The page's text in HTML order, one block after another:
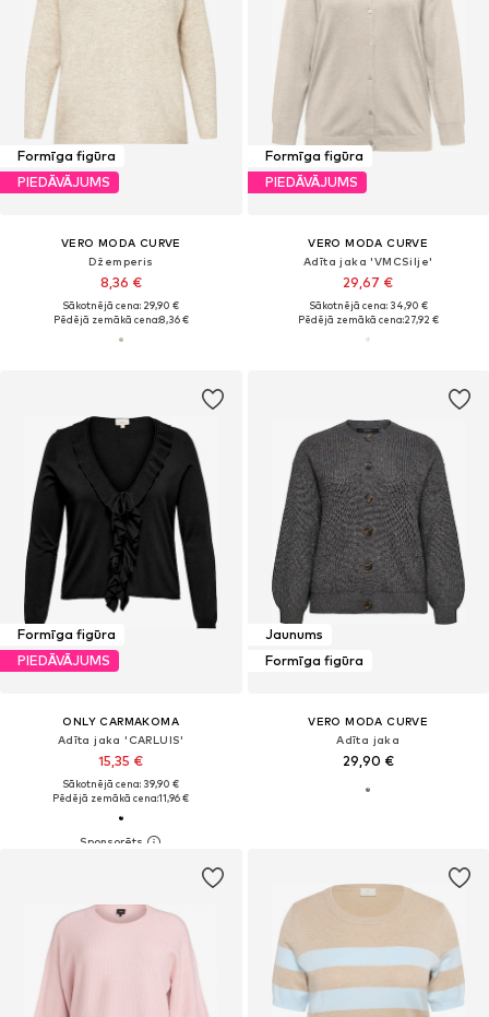
Formīga figūra
PIEDĀVĀJUMS
VERO MODA CURVE
Džemperis
8,36 €
Sākotnējā cena: 29,90 €
Pēdējā zemākā cena:8,36 €
Formīga figūra
PIEDĀVĀJUMS
VERO MODA CURVE
Adīta jaka 'VMCSilje'
29,67 €
Sākotnējā cena: 34,90 €
Pēdējā zemākā cena:27,92 €
Formīga figūra
PIEDĀVĀJUMS
ONLY CARMAKOMA
Adīta jaka 'CARLUIS'
15,35 €
Sākotnējā cena: 39,90 €
Pēdējā zemākā cena:11,96 €
Jaunums
Formīga figūra
VERO MODA CURVE
Adīta jaka
29,90 €